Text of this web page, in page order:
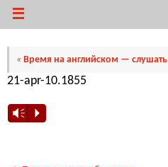
« Время на английском —
21-apr-10.18​55
Vm P